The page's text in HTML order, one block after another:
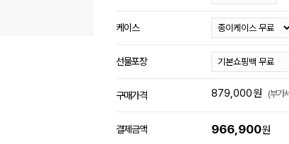
케이스
선물포장
구매가격 879,000원 (부가
결제금액 966,900원